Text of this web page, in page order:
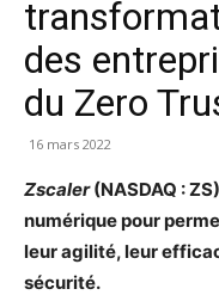
des
du Zero
16 mars 2022
Zscaler(NASDAQ :
numérique pour
leur agilité, leur
sécurité.